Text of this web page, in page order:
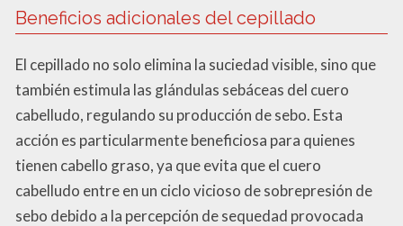
Beneficios adicionales del cepillado
El cepillado no solo elimina la suciedad visible, sino que
también estimula las glándulas sebáceas del cuero
cabelludo, regulando su producción de sebo. Esta
acción es particularmente beneficiosa para quienes
tienen cabello graso, ya que evita que el cuero
cabelludo entre en un ciclo vicioso de sobrepresión de
sebo debido a la percepción de sequedad provocada